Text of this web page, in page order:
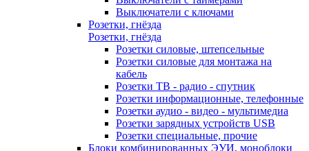
Выключатели с ключами
Розетки, гнёзда
Розетки, гнёзда
Розетки силовые, штепсельные
Розетки силовые для монтажа на
кабель
Розетки ТВ - радио - спутник
Розетки информационные, телефонные
Розетки аудио - видео - мультимедиа
Розетки зарядных устройств USB
Розетки специальные, прочие
Блоки комбинированных ЭУИ, моноблоки